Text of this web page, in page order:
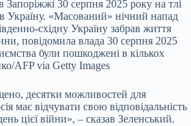
Запоріжжі 30 серпня 2025 року на тлі
Україну. «Масований» нічний напад
східну Україну забрав життя
повідомила влада 30 серпня 2025
були пошкоджені в кількох
AFP via Getty Images
десятки можливостей для
має відчувати свою відповідальність
цієї війни», – сказав Зеленський.